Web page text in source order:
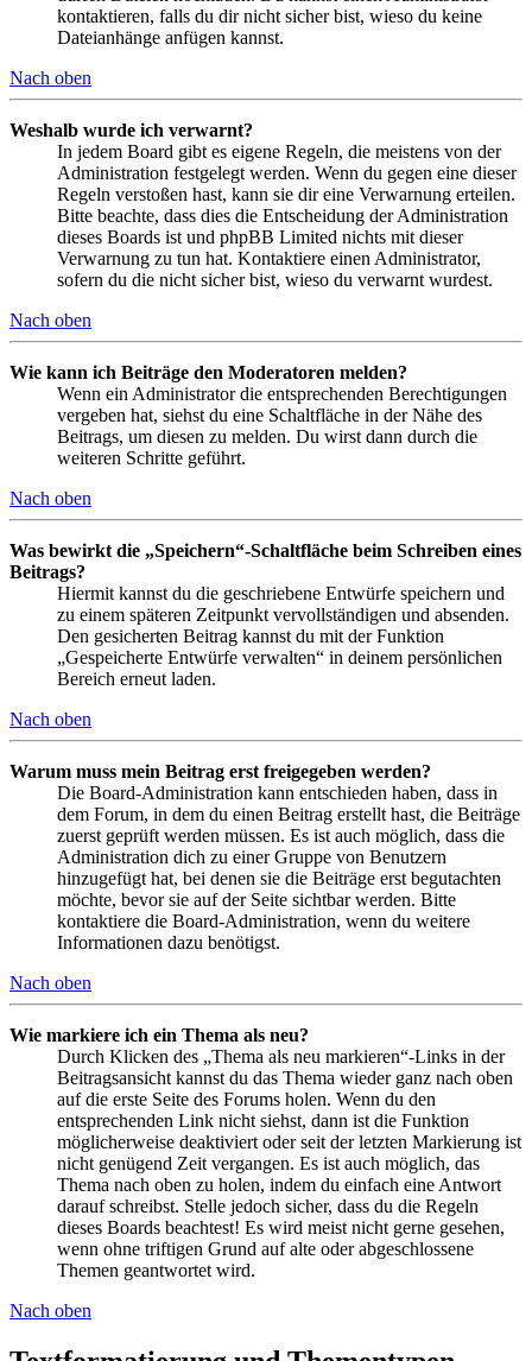
kontaktieren, falls du dir nicht sicher bist, wieso du keine
Dateianhänge anfügen kannst.
Nach oben
Weshalb wurde ich verwarnt?
In jedem Board gibt es eigene Regeln, die meistens von der
Administration festgelegt werden. Wenn du gegen eine dieser
Regeln verstoßen hast, kann sie dir eine Verwarnung erteilen.
Bitte beachte, dass dies die Entscheidung der Administration
dieses Boards ist und phpBB Limited nichts mit dieser
Verwarnung zu tun hat. Kontaktiere einen Administrator,
sofern du die nicht sicher bist, wieso du verwarnt wurdest.
Nach oben
Wie kann ich Beiträge den Moderatoren melden?
Wenn ein Administrator die entsprechenden Berechtigungen
vergeben hat, siehst du eine Schaltfläche in der Nähe des
Beitrags, um diesen zu melden. Du wirst dann durch die
weiteren Schritte geführt.
Nach oben
Was bewirkt die „Speichern“-Schaltfläche beim Schreiben eines
Beitrags?
Hiermit kannst du die geschriebene Entwürfe speichern und
zu einem späteren Zeitpunkt vervollständigen und absenden.
Den gesicherten Beitrag kannst du mit der Funktion
„Gespeicherte Entwürfe verwalten“ in deinem persönlichen
Bereich erneut laden.
Nach oben
Warum muss mein Beitrag erst freigegeben werden?
Die Board-Administration kann entschieden haben, dass in
dem Forum, in dem du einen Beitrag erstellt hast, die Beiträge
zuerst geprüft werden müssen. Es ist auch möglich, dass die
Administration dich zu einer Gruppe von Benutzern
hinzugefügt hat, bei denen sie die Beiträge erst begutachten
möchte, bevor sie auf der Seite sichtbar werden. Bitte
kontaktiere die Board-Administration, wenn du weitere
Informationen dazu benötigst.
Nach oben
Wie markiere ich ein Thema als neu?
Durch Klicken des „Thema als neu markieren“-Links in der
Beitragsansicht kannst du das Thema wieder ganz nach oben
auf die erste Seite des Forums holen. Wenn du den
entsprechenden Link nicht siehst, dann ist die Funktion
möglicherweise deaktiviert oder seit der letzten Markierung ist
nicht genügend Zeit vergangen. Es ist auch möglich, das
Thema nach oben zu holen, indem du einfach eine Antwort
darauf schreibst. Stelle jedoch sicher, dass du die Regeln
dieses Boards beachtest! Es wird meist nicht gerne gesehen,
wenn ohne triftigen Grund auf alte oder abgeschlossene
Themen geantwortet wird.
Nach oben